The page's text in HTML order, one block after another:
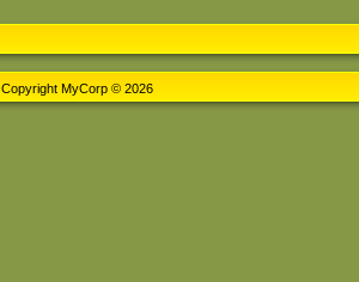
Copyright MyCorp © 2026